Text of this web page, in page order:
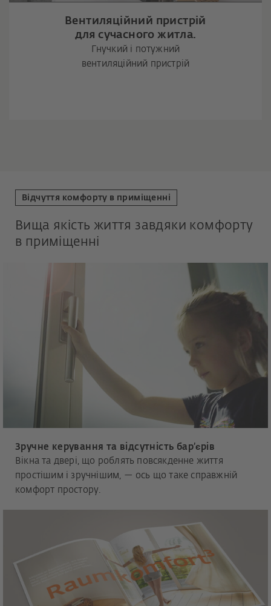
Вентиляційний пристрій
для сучасного житла.
Гнучкий і потужний
вентиляційний пристрій
Відчуття комфорту в приміщенні
Вища якість життя завдяки комфорту
в приміщенні
Зручне керування та відсутність бар’єрів
Вікна та двері, що роблять повсякденне життя
простішим і зручнішим, — ось що таке справжній
комфорт простору.